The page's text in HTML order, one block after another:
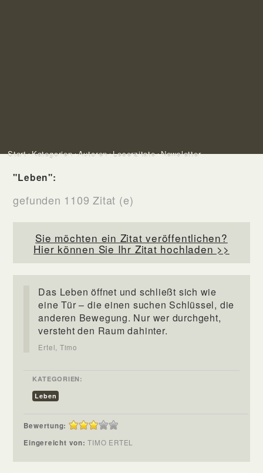
Start Kategorien Autoren Leserzitate Newsletter
"Leben":
gefunden 1109 Zitat (e)
Sie möchten ein Zitat veröffentlichen?
Hier können Sie Ihr Zitat hochladen >>
Das Leben öffnet und schließt sich wie
eine Tür – die einen suchen Schlüssel, die
anderen Bewegung. Nur wer durchgeht,
versteht den Raum dahinter.
Ertel, Timo
KATEGORIEN:
Leben
Bewertung:
Eingereicht von:TIMO ERTEL